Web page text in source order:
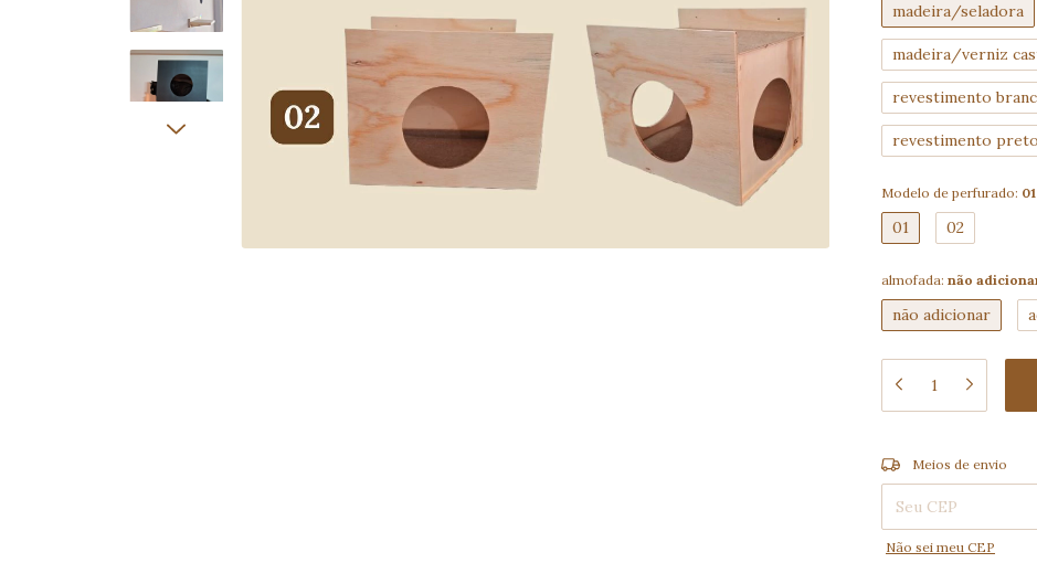
madeira/seladora
madeira/verniz
revestimento
revestimento
Modelo de perfurado: 01
01 02
almofada: não
não adicionar
Entregas para o CEP:
Meios de envio
Não sei meu CEP